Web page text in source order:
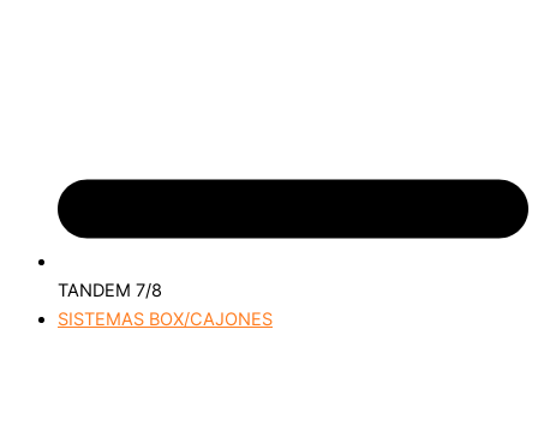
TANDEM 7/8
SISTEMAS BOX/CAJONES